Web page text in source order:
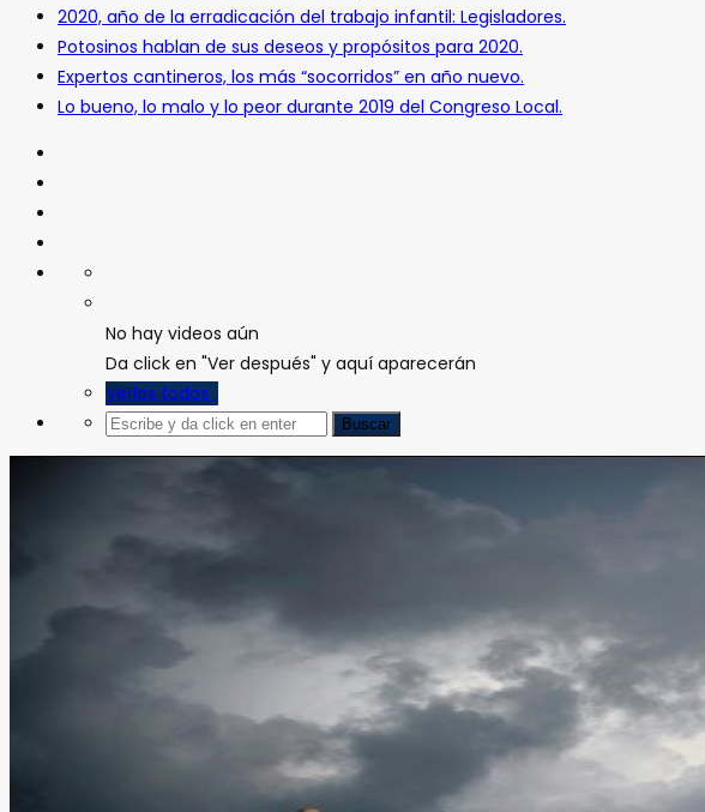
2020, año de la erradicación del trabajo infantil: Legisladores.
Potosinos hablan de sus deseos y propósitos para 2020.
Expertos cantineros, los más “socorridos” en año nuevo.
Lo bueno, lo malo y lo peor durante 2019 del Congreso Local.
No hay videos aún
Da click en "Ver después" y aquí aparecerán
Verlos todos